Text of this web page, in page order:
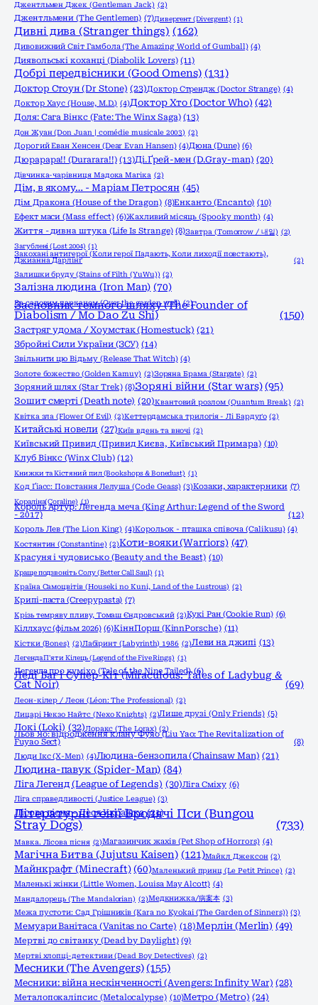
Джентльмен Джек (Gentleman Jack) (2)
Джентльмени (The Gentlemen) (7)Дивергент (Divergent) (1)
Дивні дива (Stranger things) (162)
Дивовижний Світ Гамбола (The Amazing World of Gumball) (4)
Диявольські коханці (Diabolik Lovers) (11)
Добрі передвісники (Good Omens) (131)
Доктор Стоун (Dr Stone) (23)Доктор Стрендж (Doctor Strange) (4)
Доктор Хаус (House, M.D.) (4)Доктор Хто (Doctor Who) (42)
Доля: Сага Вінкс (Fate: The Winx Saga) (13)
Дон Жуан (Don Juan | comédie musicale 2003) (2)
Дорогий Еван Хенсен (Dear Evan Hansen) (4)Дюна (Dune) (6)
Дюрарара!! (Durarara!!) (13)Ді.Ґрей-мен (D.Gray-man) (20)
Дівчинка-чарівниця Мадока Магіка (2)
Дім, в якому… - Маріам Петросян (45)
Дім Дракона (House of the Dragon) (8)Енканто (Encanto) (10)
Ефект маси (Mass effect) (6)Жахливий місяць (Spooky month) (4)
Життя - дивна штука (Life Is Strange) (8)Завтра (Tomorrow / 내일) (2)
Загублені (Lost 2004) (1)
Закохані антигерої (Коли герої Падають, Коли лиходії повстають),
Джианна Дарлінґ
(2)
Залишки бруду (Stains of Filth (YuWu)) (2)
Залізна людина (Iron Man) (70)
За садовим парканом (Over the garden wall) (2)
Засновник темного шляху (The Founder of
Diabolism / Mo Dao Zu Shi) (150)
Застряг удома / Хоумстак (Homestuck) (21)
Збройні Сили України (ЗСУ) (14)
Звільнити цю Відьму (Release That Witch) (4)
Золоте божество (Golden Kamuy) (2)Зоряна Брама (Stargate) (2)
Зоряний шлях (Star Trek) (8)Зоряні війни (Star wars) (95)
Зошит смерті (Death note) (20)Квантовий розлом (Quantum Break) (2)
Квітка зла (Flower Of Evil) (2)Кеттердамська трилогія - Лі Бардуґо (2)
Китайські новели (27)Київ вдень та вночі (2)
Київський Привид (Привид Києва, Київський Примара) (10)
Клуб Вінкс (Winx Club) (12)
Книжки та Кістяний пил (Bookshops & Bonedust) (1)
Код Ґіасс: Повстання Лелуша (Code Geass) (3)Козаки, характерники (7)
Кораліна(Coraline) (1)
Король Артур: Легенда меча (King Arthur: Legend of the Sword
- 2017) (12)
Король Лев (The Lion King) (4)Корольок - пташка співоча (Calikusu) (4)
Костянтин (Constantine) (2)Коти-вояки (Warriors) (47)
Красуня і чудовисько (Beauty and the Beast) (10)
Краще подзвоніть Солу (Better Call Saul) (1)
Країна Самоцвітів (Houseki no Kuni, Land of the Lustrous) (2)
Крипі-паста (Creepypasta) (7)
Крізь темряву пливу, Томаш Єндровський (2)Кукі Ран (Cookie Run) (6)
Кіллхаус (фільм 2026) (6)КіннПорш (KinnPorsche) (11)
Кістки (Bones) (2)Лабіринт (Labyrinth) 1986 (2)Леви на джипі (13)
Легенда П'яти Кілець (Legend of the Five Rings) (1)
Легенда про куміхо (Tale of the Nine Tailed) (6)
Леді Баг і Супер-Кіт (Miraculous: Tales of Ladybug &
Cat Noir)
(69)
Леон-кілер / Леон (Léon: The Professional) (2)
Лицарі Некзо Найтс (Nexo Knights) (2)Лише друзі (Only Friends) (5)
Локі (Loki) (32)Лоракс (The Lorax) (2)
Льов Яо: відродження клану Фуяо (Liu Yao: The Revitalization of
Fuyao Sect)
(8)
Люди Ікс (X-Men) (4)Людина-бензопила (Chainsaw Man) (21)
Людина-павук (Spider-Man) (84)
Ліга Легенд (League of Legends) (30)Ліга Сміху (6)
Ліга справедливості (Justice League) (3)
Лісова пісня - Леся Українка (21)
Літературні генії Бродячі Пси (Bungou
Stray Dogs)
(733)
Мавка. Лісова пісня (2)Магазинчик жахів (Pet Shop of Horrors) (4)
Магічна Битва (Jujutsu Kaisen) (121)Майкл Джексон (2)
Майнкрафт (Minecraft) (60)Маленький принц (Le Petit Prince) (2)
Маленькі жінки (Little Women, Louisa May Alcott) (4)
Мандалорець (The Mandalorian) (2)Медкнижка/病案本 (3)
Межа пустоти: Сад Грішників (Kara no Kyokai (The Garden of Sinners)) (3)
Мемуари Ванітаса (Vanitas no Carte) (18)Мерлін (Merlin) (49)
Мертві до світанку (Dead by Daylight) (9)
Мертві хлопці-детективи (Dead Boy Detectives) (2)
Месники (The Avengers) (155)
Месники: війна нескінченності (Avengers: Infinity War) (28)
Металопокаліпсис (Metalocalypse) (10)Метро (Metro) (24)